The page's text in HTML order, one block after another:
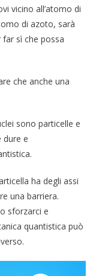
vicino all’atomo di
di azoto, sarà
sì che possa
che anche una
sono particelle e
dure e
ha degli assi
una barriera.
sforzarci e
quantistica può